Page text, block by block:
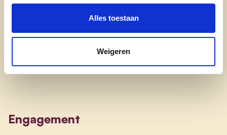
Alles toestaan
Weigeren
nieuws
Engagement